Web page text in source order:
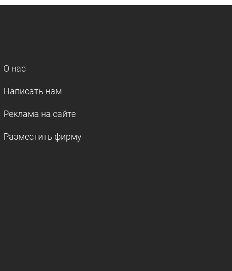
О нас
Написать нам
Реклама на сайте
Разместить фирму